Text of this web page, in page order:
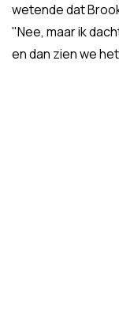
wetende dat
"Nee, maar ik
en dan zien we